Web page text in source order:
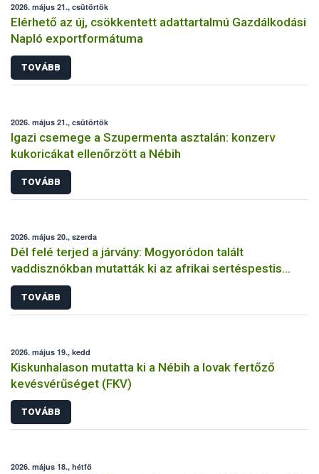
2026. május 21., csütörtök
Elérhető az új, csökkentett adattartalmú Gazdálkodási
Napló exportformátuma
TOVÁBB
2026. május 21., csütörtök
Igazi csemege a Szupermenta asztalán: konzerv
kukoricákat ellenőrzött a Nébih
TOVÁBB
2026. május 20., szerda
Dél felé terjed a járvány: Mogyoródon talált
vaddisznókban mutatták ki az afrikai sertéspestis
vírusát
TOVÁBB
2026. május 19., kedd
Kiskunhalason mutatta ki a Nébih a lovak fertőző
kevésvérűséget (FKV)
TOVÁBB
2026. május 18., hétfő